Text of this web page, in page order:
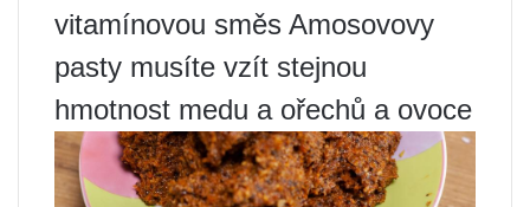
vitamínovou směs Amosovovy
pasty musíte vzít stejnou
hmotnost medu a ořechů a ovoce